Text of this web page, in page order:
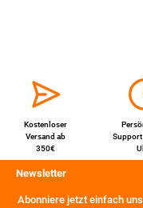
Kostenloser
Versand ab
350€
Newsletter
Abonniere jetzt einfach